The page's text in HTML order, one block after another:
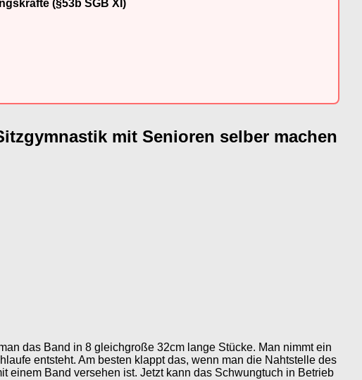
(§53b SGB XI)
mit Senioren selber machen
das Band in 8 gleichgroße 32cm lange Stücke. Man nimmt ein
entsteht. Am besten klappt das, wenn man die Nahtstelle des
einem Band versehen ist. Jetzt kann das Schwungtuch in Betrieb